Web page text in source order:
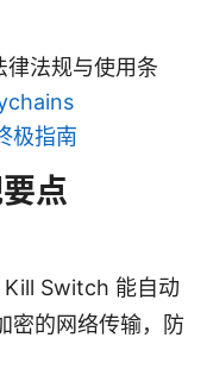
法规与使用条
极指南
点
Kill Switch 能自动
密的网络传输，防